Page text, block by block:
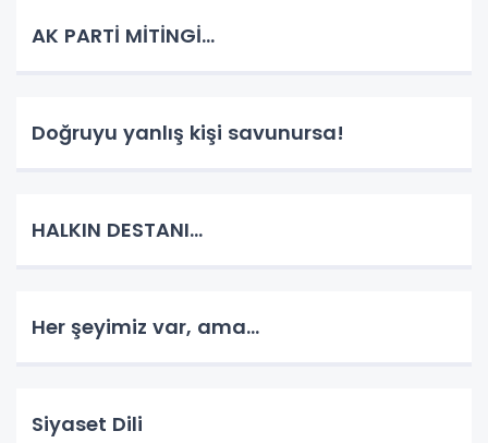
AK PARTİ MİTİNGİ...
Doğruyu yanlış kişi savunursa!
HALKIN DESTANI...
Her şeyimiz var, ama...
Siyaset Dili